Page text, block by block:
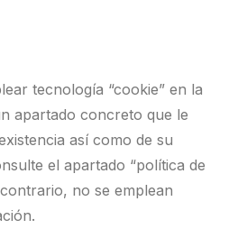
tecnología “cookie” en la
apartado concreto que le
así como de su
el apartado “política de
no se emplean